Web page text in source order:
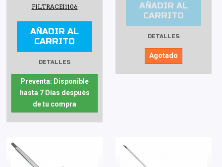
FILTRACEI1106
AÑADIR AL
CARRITO
DETALLES
Preventa: Disponible
hasta 7 Días después
de tu compra
AÑADIR AL
CARRITO
DETALLES
Agotado